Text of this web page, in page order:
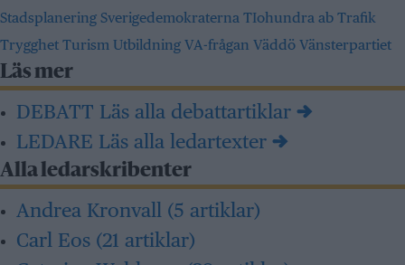
Stadsplanering Sverigedemokraterna TIohundra ab Trafik
Trygghet Turism Utbildning VA-frågan Väddö Vänsterpartiet
Läs mer
DEBATT Läs alla debattartiklar →
LEDARE Läs alla ledartexter →
Alla ledarskribenter
Andrea Kronvall (5 artiklar)
Carl Eos (21 artiklar)